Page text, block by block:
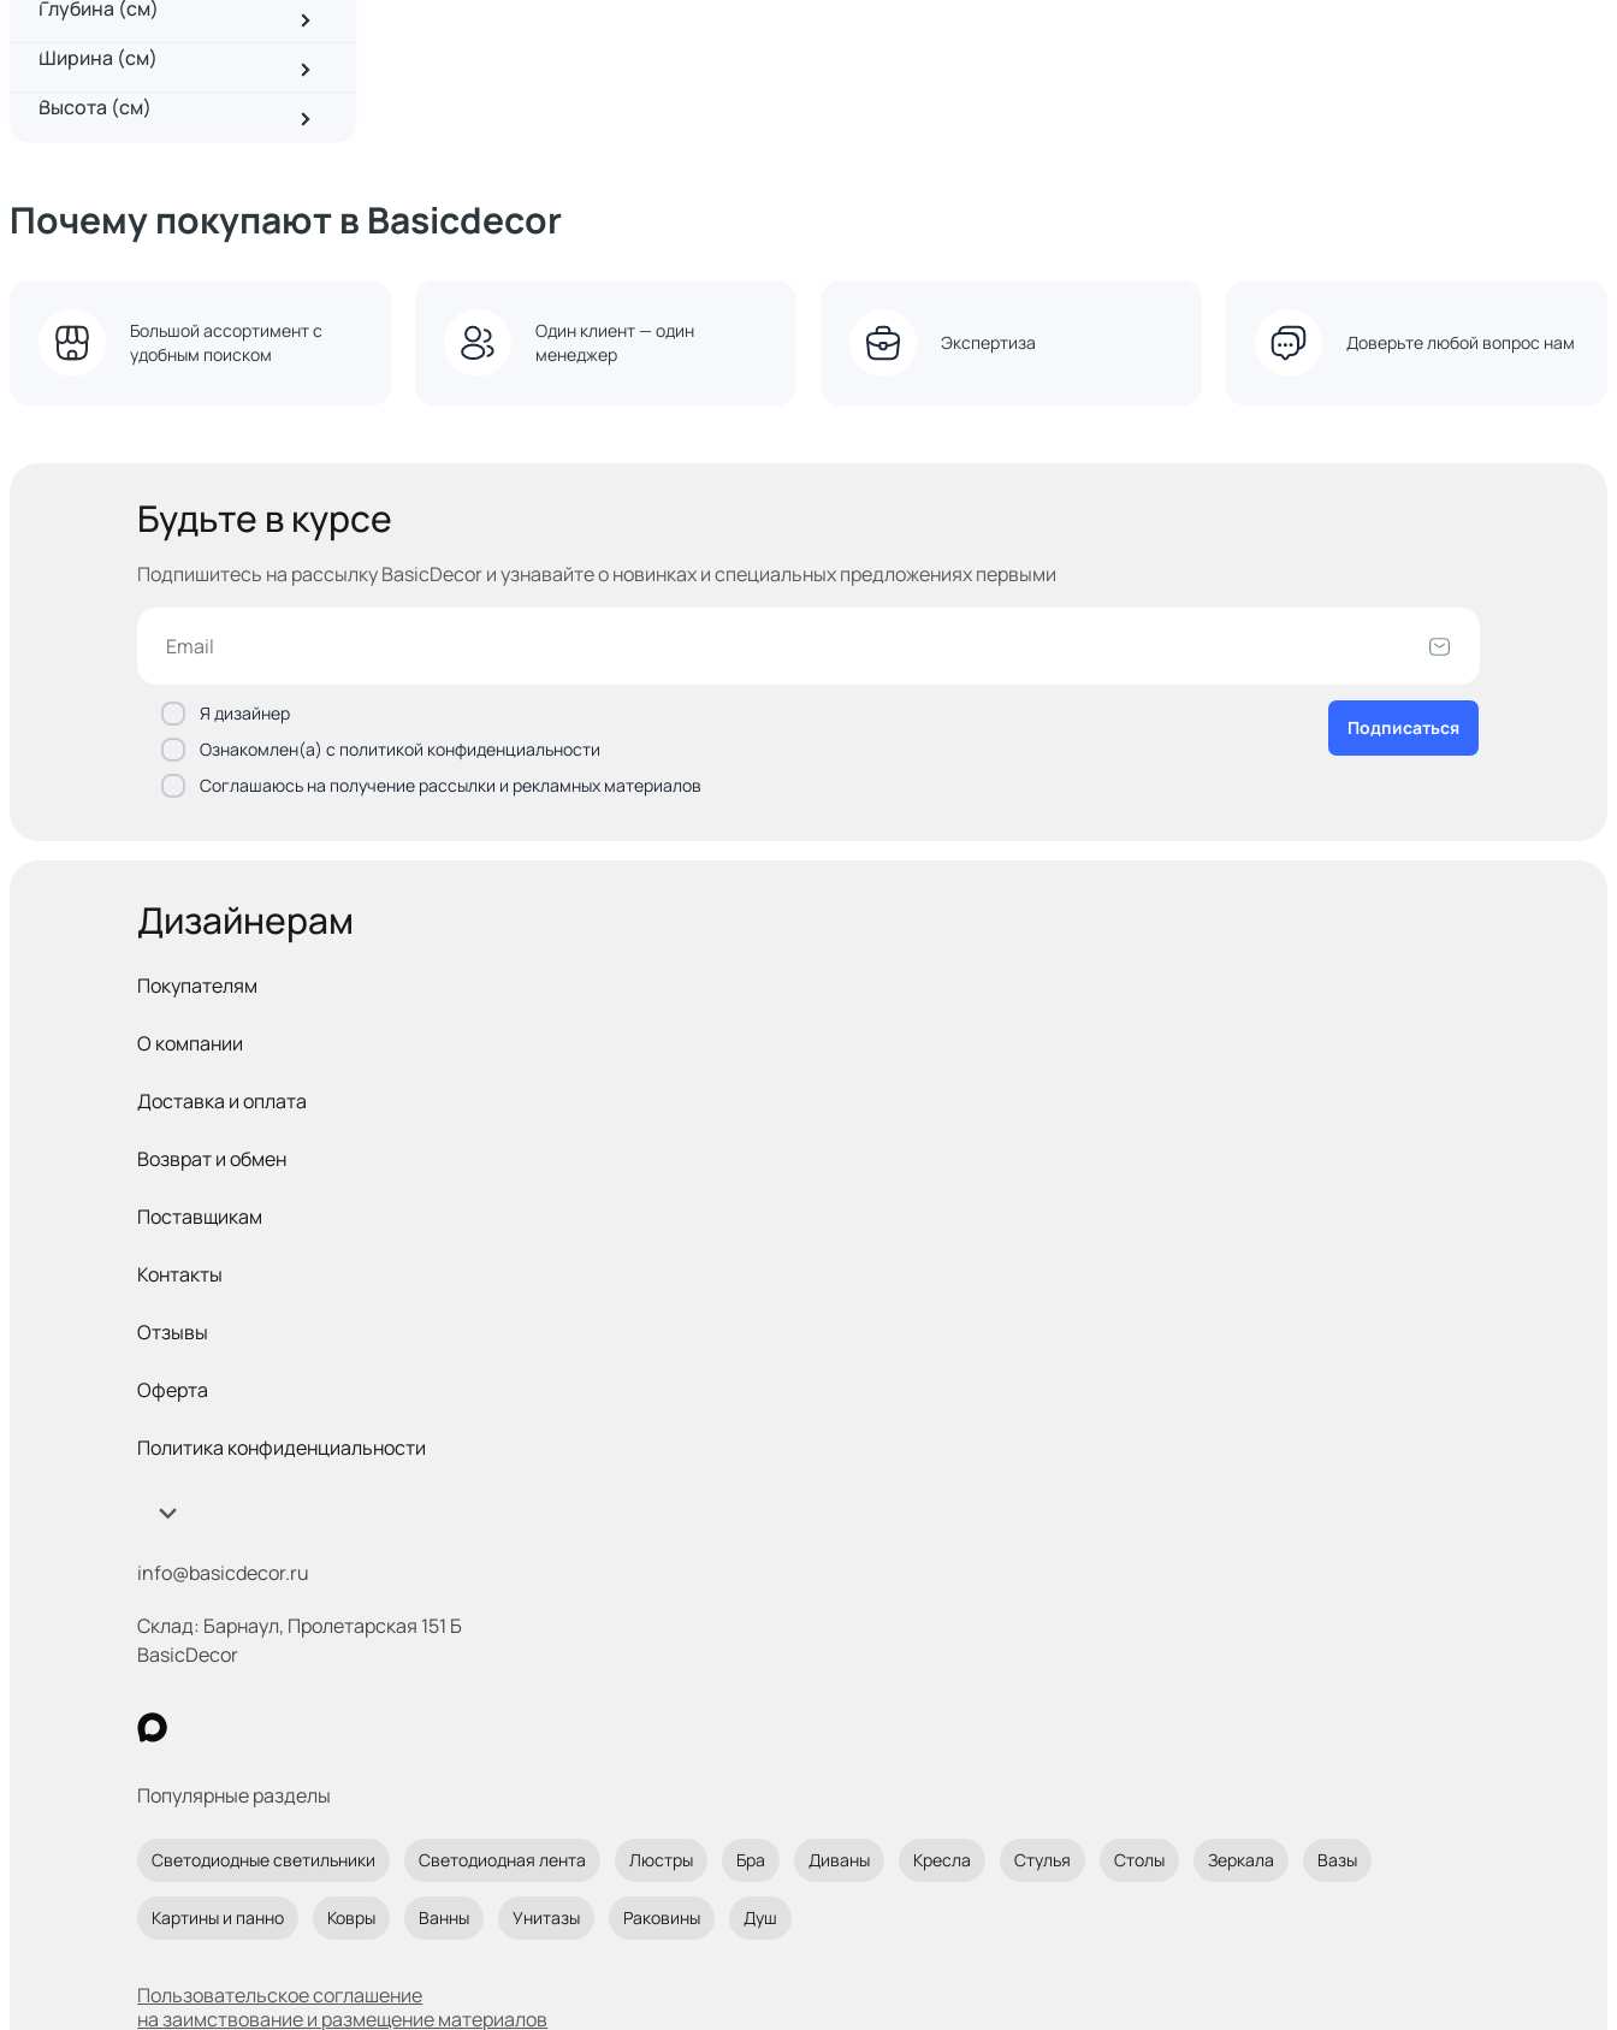
Глубина (см)
Ширина (см)
Высота (см)
Почему покупают в Basicdecor
Большой ассортимент с
удобным поиском
Один клиент — один
менеджер
Экспертиза Доверьте любой вопрос нам
Будьте в курсе
Подпишитесь на рассылку BasicDecor и узнавайтео новинках и специальных предложениях первыми
Я дизайнер
Ознакомлен(а) с политикой конфиденциальности
Соглашаюсь на получение рассылки и рекламных материалов
Подписаться
Дизайнерам
Покупателям
О компании
Доставка и оплата
Возврат и обмен
Поставщикам
Контакты
Отзывы
Оферта
Политика конфиденциальности
info@basicdecor.ru
Склад: Барнаул, ​ Пролетарская 151 Б
BasicDecor
Популярные разделы
Светодиодные светильники Светодиодная лента Люстры Бра Диваны Кресла Стулья Столы Зеркала Вазы
Картины и панно Ковры Ванны Унитазы Раковины Душ
Пользовательское соглашение
на заимствование и размещение материалов